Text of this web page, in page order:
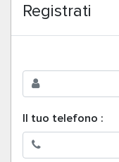
Registrati
Il tuo telefono :